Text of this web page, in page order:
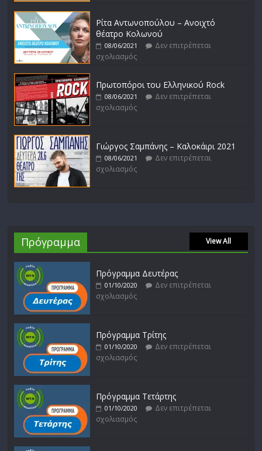
Ρίτα Αντωνοπούλου – Ανοιχτό
θέατρο Κολωνού
08/06/2021
Δεν επιτρέπεται
σχολιασμός
Πρωτοπόροι του Ελληνικού Rock
08/06/2021
Δεν επιτρέπεται
σχολιασμός
Γιώργος Σαμπάνης – Καλοκάιρι 2021
08/06/2021
Δεν επιτρέπεται
σχολιασμός
Πρόγραμμα View All
Πρόγραμμα Δευτέρας
01/10/2020
Δεν επιτρέπεται
σχολιασμός
Πρόγραμμα Τρίτης
01/10/2020
Δεν επιτρέπεται
σχολιασμός
Πρόγραμμα Τετάρτης
01/10/2020
Δεν επιτρέπεται
σχολιασμός